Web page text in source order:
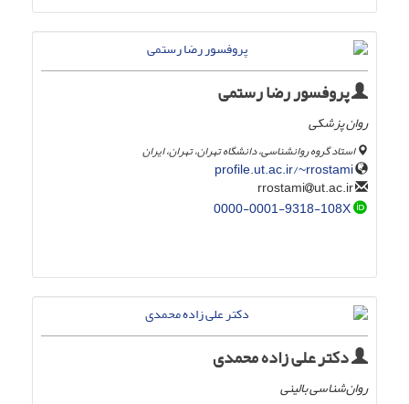
پروفسور رضا رستمی
روان پزشکی
استاد گروه روانشناسی، دانشگاه تهران، تهران، ایران
profile.ut.ac.ir/~rrostami
ut.ac.ir
0000-0001-9318-108X
دکتر علی زاده محمدی
روان‌شناسی بالینی